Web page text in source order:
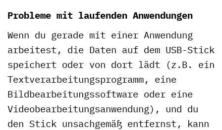
Probleme mit laufenden Anwendungen
Wenn du gerade mit einer Anwendung
arbeitest, die Daten auf dem USB-Stick
speichert oder von dort lädt (z.B. ein
Textverarbeitungsprogramm, eine
Bildbearbeitungssoftware oder eine
Videobearbeitungsanwendung), und du
den Stick unsachgemäß entfernst, kann